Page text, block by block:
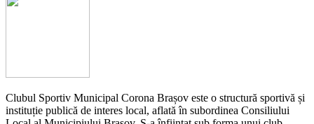
Clubul Sportiv Municipal Corona Brașov este o structură sportivă și
instituție publică de interes local, aflată în subordinea Consiliului